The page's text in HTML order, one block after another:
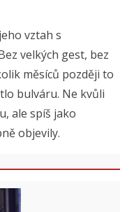
vztah s
velkých gest, bez
měsíců později to
bulváru. Ne kvůli
ale spíš jako
objevily.